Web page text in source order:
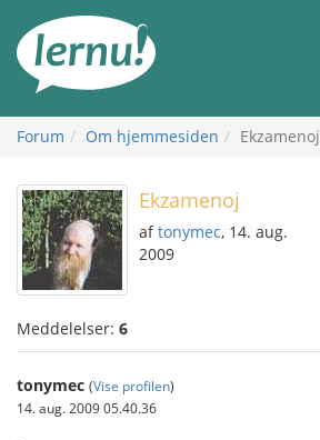
indholdet
Forum Om hjemmesiden Ekzamenoj
Ekzamenoj
aftonymec, 14. aug.
2009
Meddelelser: 6
tonymec (Vise profilen)
14. aug. 2009 05.40.36